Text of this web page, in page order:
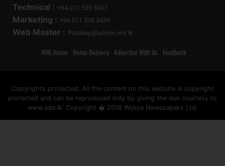
Technical : +94 011 538 3437
Marketing : +94 011 538 3439
Web Master : Pradeep@admin.wnl.lk
WNL Home Home Delivery Advertise With Us Feedback
Copyrights protected: All the content on this website is copyright
protected and can be reproduced only by giving the due courtesy to
www.ada.lk' Copyright � 2018 Wijeya Newspapers Ltd.